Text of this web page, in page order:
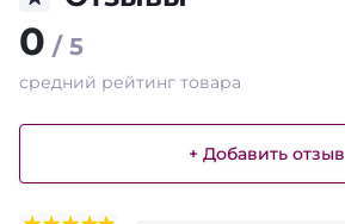
0 / 5
средний рейтинг товара
+ Добавить отзыв